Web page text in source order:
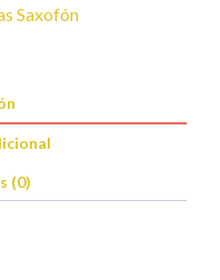
Saxofón
(0)